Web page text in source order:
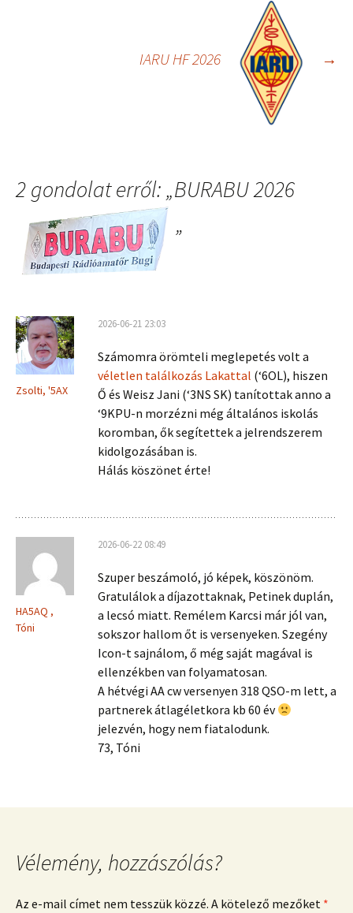
IARU HF 2026 →
2 gondolat erről: „BURABU 2026
”
Zsolti, '5AX
2026-06-21 23:03
Számomra örömteli meglepetés volt a
véletlen találkozás Lakattal (‘6OL), hiszen
Ő és Weisz Jani (‘3NS SK) tanítottak anno a
‘9KPU-n morzézni még általános iskolás
koromban, ők segítettek a jelrendszerem
kidolgozásában is.
Hálás köszönet érte!
HA5AQ ,
Tóni
2026-06-22 08:49
Szuper beszámoló, jó képek, köszönöm.
Gratulálok a díjazottaknak, Petinek duplán,
a lecsó miatt. Remélem Karcsi már jól van,
sokszor hallom őt is versenyeken. Szegény
Icon-t sajnálom, ő még saját magával is
ellenzékben van folyamatosan.
A hétvégi AA cw versenyen 318 QSO-m lett, a
partnerek átlagéletkora kb 60 év
jelezvén, hogy nem fiatalodunk.
73, Tóni
Vélemény, hozzászólás?
Az e-mail címet nem tesszük közzé. A kötelező mezőket *